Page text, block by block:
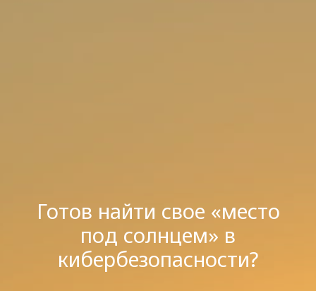
Готов найти свое «место
под солнцем» в
кибербезопасности?